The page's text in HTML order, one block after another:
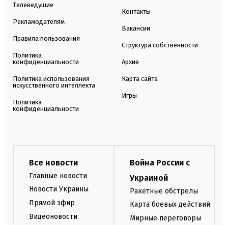
Телеведущие
Рекламодателям
Правила пользования
Политика
конфиденциальности
Политика использования
искусственного интеллекта
Политика
конфиденциальности
Контакты
Вакансии
Структура собственности
Архив
Карта сайта
Игры
Все новости
Главные новости
Новости Украины
Прямой эфир
Видеоновости
Война России с
Украиной
Ракетные обстрелы
Карта боевых действий
Мирные переговоры